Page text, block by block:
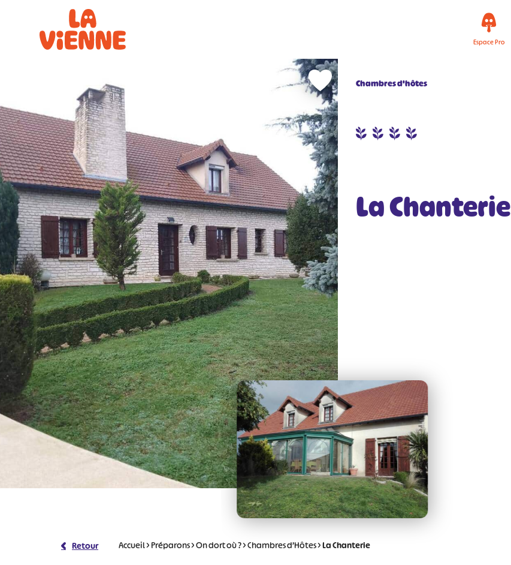
Espace Pro
Chambres d'hôtes
La Chanterie
Retour Accueil>Préparons>On dort où ?>Chambres d’Hôtes>La Chanterie
Panneau de gestion des cookies